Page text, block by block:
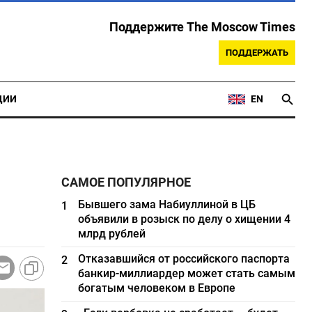
Поддержите The Moscow Times
ПОДДЕРЖАТЬ
EN
САМОЕ ПОПУЛЯРНОЕ
1
Бывшего зама Набиуллиной в ЦБ
объявили в розыск по делу о хищении 4
млрд рублей
2
Отказавшийся от российского паспорта
банкир-миллиардер может стать самым
богатым человеком в Европе